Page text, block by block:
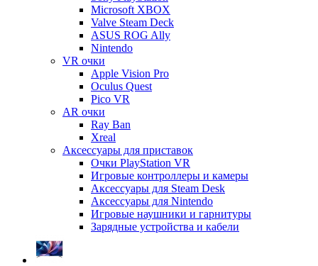
Microsoft XBOX
Valve Steam Deck
ASUS ROG Ally
Nintendo
VR очки
Apple Vision Pro
Oculus Quest
Pico VR
AR очки
Ray Ban
Xreal
Аксессуары для приставок
Очки PlayStation VR
Игровые контроллеры и камеры
Аксессуары для Steam Desk
Аксессуары для Nintendo
Игровые наушники и гарнитуры
Зарядные устройства и кабели